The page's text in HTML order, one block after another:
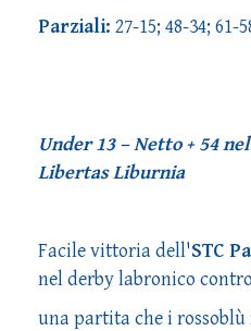
Parziali: 27-15; 48-34; 61-
Under 13 – Netto + 54
Libertas Liburnia
Facile vittoria dell'STC
nel derby labronico
una partita che i